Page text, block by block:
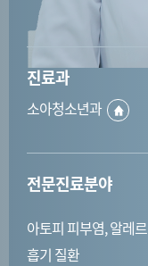
진료과
소아청소년과
전문진료분야
아토피 피부염, 알레
흡기 질환